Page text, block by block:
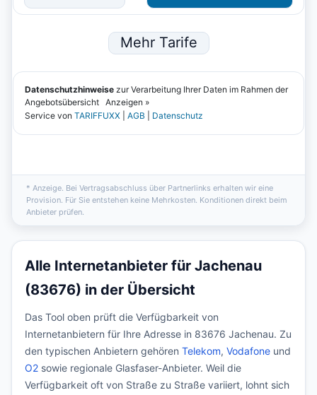
* Anzeige. Bei Vertragsabschluss über Partnerlinks erhalten wir eine
Provision. Für Sie entstehen keine Mehrkosten. Konditionen direkt beim
Anbieter prüfen.
Alle Internetanbieter für Jachenau
(83676) in der Übersicht
Das Tool oben prüft die Verfügbarkeit von
Internetanbietern für Ihre Adresse in 83676 Jachenau. Zu
den typischen Anbietern gehören Telekom, Vodafone und
O2 sowie regionale Glasfaser-Anbieter. Weil die
Verfügbarkeit oft von Straße zu Straße variiert, lohnt sich